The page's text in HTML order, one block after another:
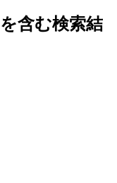
含む検索結